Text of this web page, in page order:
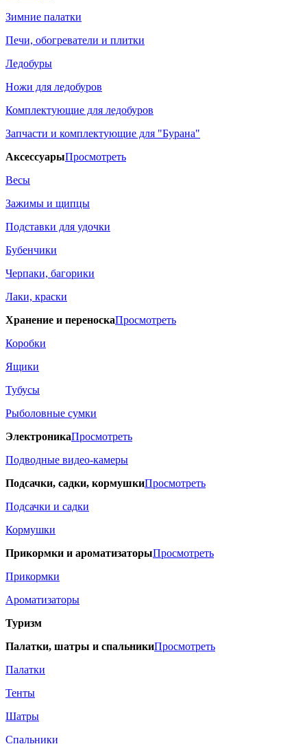
Зимние палатки
Печи, обогреватели и плитки
Ледобуры
Ножи для ледобуров
Комплектующие для ледобуров
Запчасти и комплектующие для "Бурана"
АксессуарыПросмотреть
Весы
Зажимы и щипцы
Подставки для удочки
Бубенчики
Черпаки, багорики
Лаки, краски
Хранение и переноскаПросмотреть
Коробки
Ящики
Тубусы
Рыболовные сумки
ЭлектроникаПросмотреть
Подводные видео-камеры
Подсачки, садки, кормушкиПросмотреть
Подсачки и садки
Кормушки
Прикормки и ароматизаторыПросмотреть
Прикормки
Ароматизаторы
Туризм
Палатки, шатры и спальникиПросмотреть
Палатки
Тенты
Шатры
Спальники